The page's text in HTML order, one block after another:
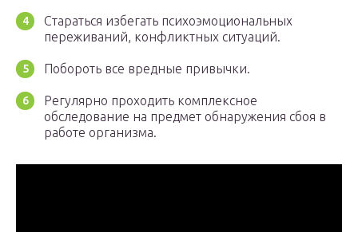
Стараться избегать психоэмоциональных
переживаний, конфликтных ситуаций.
Побороть все вредные привычки.
Регулярно проходить комплексное
обследование на предмет обнаружения сбоя в
работе организма.